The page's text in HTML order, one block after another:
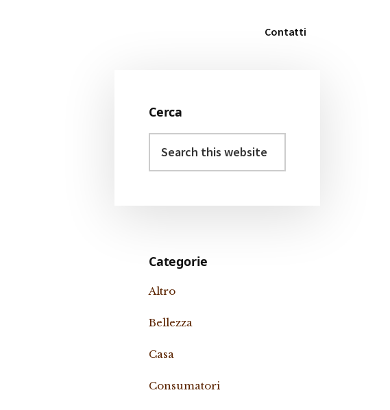
Contatti
Primary
Sidebar
Cerca
this
Categorie
Altro
Bellezza
Casa
Consumatori